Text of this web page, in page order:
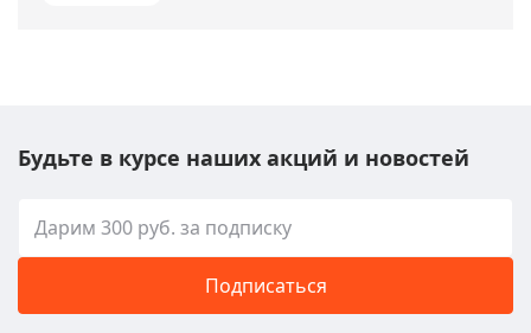
Будьте в курсе наших акций и новостей
Подписаться